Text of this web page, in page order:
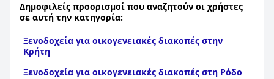
Δημοφιλείς προορισμοί που αναζητούν οι χρήστες
σε αυτή την κατηγορία:
Ξενοδοχεία για οικογενειακές διακοπές στην
Κρήτη
Ξενοδοχεία για οικογενειακές διακοπές στη Ρόδο